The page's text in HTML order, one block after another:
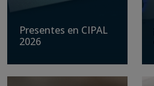
Presentes en CIPAL
2026